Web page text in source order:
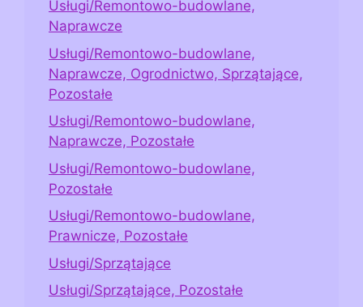
Usługi/Remontowo-budowlane,
Naprawcze
Usługi/Remontowo-budowlane,
Naprawcze, Ogrodnictwo, Sprzątające,
Pozostałe
Usługi/Remontowo-budowlane,
Naprawcze, Pozostałe
Usługi/Remontowo-budowlane,
Pozostałe
Usługi/Remontowo-budowlane,
Prawnicze, Pozostałe
Usługi/Sprzątające
Usługi/Sprzątające, Pozostałe